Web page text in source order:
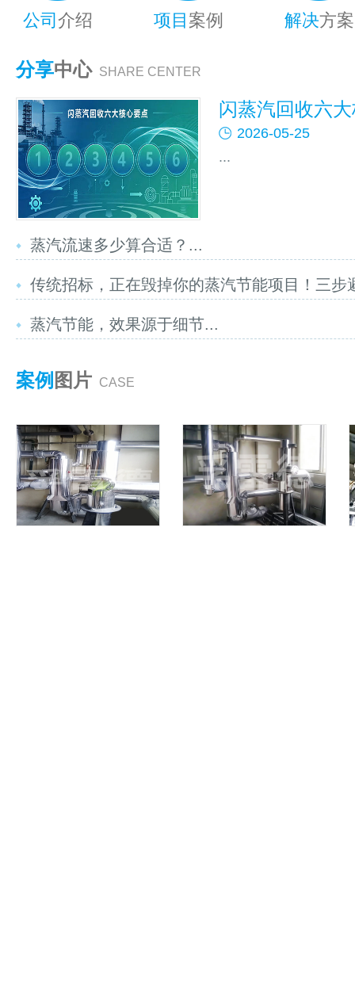
公司 介绍 项目 案例 解决方案
分享中心 SHARE CENTER
闪蒸汽回收六
2026-05-25
...
蒸汽流速多少算合适？...
传统招标，正在毁掉你的蒸汽节能项目！三步
蒸汽节能，效果源于细节...
案例 图片 CASE